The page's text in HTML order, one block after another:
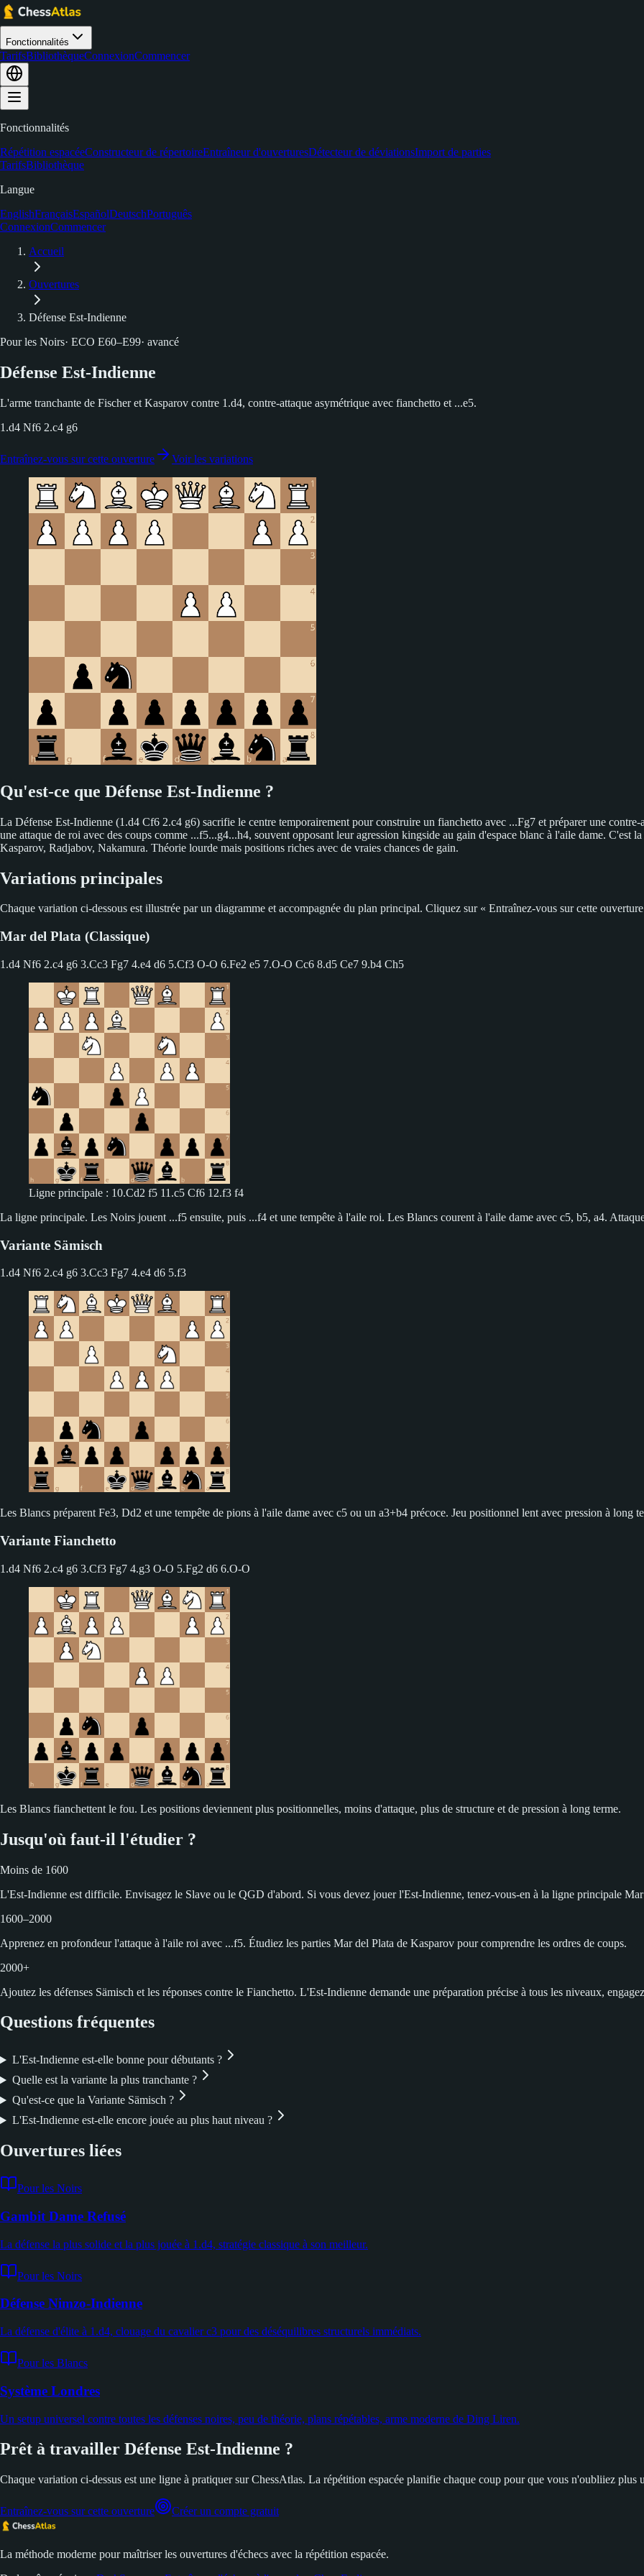
Fonctionnalités
TarifsBibliothèqueConnexionCommencer
Fonctionnalités
Répétition espacéeConstructeur de répertoireEntraîneur d'ouverturesDétecteur de déviationsImport de parties
TarifsBibliothèque
Langue
EnglishFrançaisEspañolDeutschPortuguês
ConnexionCommencer
Accueil
Ouvertures
Défense Est-Indienne
Pour les Noirs· ECO E60–E99· avancé
Défense Est-Indienne
L'arme tranchante de Fischer et Kasparov contre 1.d4, contre-attaque asymétrique avec fianchetto et ...e5.
1.d4 Nf6 2.c4 g6
Entraînez-vous sur cette ouverture Voir les variations
Qu'est-ce que Défense Est-Indienne ?
La Défense Est-Indienne (1.d4 Cf6 2.c4 g6) sacrifie le centre temporairement pour construire un fianchetto avec ...Fg7 et préparer une
une attaque de roi avec des coups comme ...f5...g4...h4, souvent opposant leur agression kingside au gain d'espace blanc à l'aile dame. C'est
Kasparov, Radjabov, Nakamura. Théorie lourde mais positions riches avec de vraies chances de gain.
Variations principales
Chaque variation ci-dessous est illustrée par un diagramme et accompagnée du plan principal. Cliquez sur « Entraînez-vous sur cette
Mar del Plata (Classique)
1.d4 Nf6 2.c4 g6 3.Cc3 Fg7 4.e4 d6 5.Cf3 O-O 6.Fe2 e5 7.O-O Cc6 8.d5 Ce7 9.b4 Ch5
Ligne principale : 10.Cd2 f5 11.c5 Cf6 12.f3 f4
La ligne principale. Les Noirs jouent ...f5 ensuite, puis ...f4 et une tempête à l'aile roi. Les Blancs courent à l'aile dame avec c5, b5, a4.
Variante Sämisch
1.d4 Nf6 2.c4 g6 3.Cc3 Fg7 4.e4 d6 5.f3
Les Blancs préparent Fe3, Dd2 et une tempête de pions à l'aile dame avec c5 ou un a3+b4 précoce. Jeu positionnel lent avec pression à long
Variante Fianchetto
1.d4 Nf6 2.c4 g6 3.Cf3 Fg7 4.g3 O-O 5.Fg2 d6 6.O-O
Les Blancs fianchettent le fou. Les positions deviennent plus positionnelles, moins d'attaque, plus de structure et de pression à long terme.
Jusqu'où faut-il l'étudier ?
Moins de 1600
L'Est-Indienne est difficile. Envisagez le Slave ou le QGD d'abord. Si vous devez jouer l'Est-Indienne, tenez-vous-en à la ligne principale Mar
1600–2000
Apprenez en profondeur l'attaque à l'aile roi avec ...f5. Étudiez les parties Mar del Plata de Kasparov pour comprendre les ordres de coups.
2000+
Ajoutez les défenses Sämisch et les réponses contre le Fianchetto. L'Est-Indienne demande une préparation précise à tous les niveaux,
Questions fréquentes
L'Est-Indienne est-elle bonne pour débutants ?
Quelle est la variante la plus tranchante ?
Qu'est-ce que la Variante Sämisch ?
L'Est-Indienne est-elle encore jouée au plus haut niveau ?
Ouvertures liées
Pour les Noirs
Gambit Dame Refusé
La défense la plus solide et la plus jouée à 1.d4, stratégie classique à son meilleur.
Pour les Noirs
Défense Nimzo-Indienne
La défense d'élite à 1.d4, clouage du cavalier c3 pour des déséquilibres structurels immédiats.
Pour les Blancs
Système Londres
Un setup universel contre toutes les défenses noires, peu de théorie, plans répétables, arme moderne de Ding Liren.
Prêt à travailler Défense Est-Indienne ?
Chaque variation ci-dessus est une ligne à pratiquer sur ChessAtlas. La répétition espacée planifie chaque coup pour que vous n'oubliiez plus
Entraînez-vous sur cette ouverture Créer un compte gratuit
La méthode moderne pour maîtriser les ouvertures d'échecs avec la répétition espacée.